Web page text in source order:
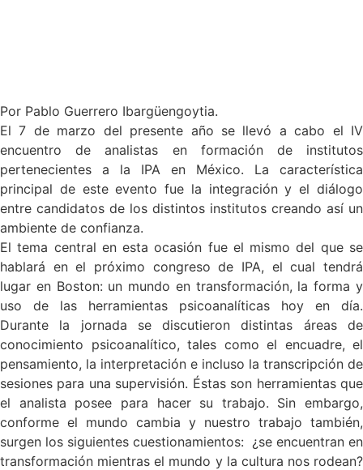
Por Pablo Guerrero Ibargüengoytia.
El 7 de marzo del presente año se llevó a cabo el IV
encuentro de analistas en formación de institutos
pertenecientes a la IPA en México. La característica
principal de este evento fue la integración y el diálogo
entre candidatos de los distintos institutos creando así un
ambiente de confianza.
El tema central en esta ocasión fue el mismo del que se
hablará en el próximo congreso de IPA, el cual tendrá
lugar en Boston: un mundo en transformación, la forma y
uso de las herramientas psicoanalíticas hoy en día.
Durante la jornada se discutieron distintas áreas de
conocimiento psicoanalítico, tales como el encuadre, el
pensamiento, la interpretación e incluso la transcripción de
sesiones para una supervisión. Éstas son herramientas que
el analista posee para hacer su trabajo. Sin embargo,
conforme el mundo cambia y nuestro trabajo también,
surgen los siguientes cuestionamientos: ¿se encuentran en
transformación mientras el mundo y la cultura nos rodean?